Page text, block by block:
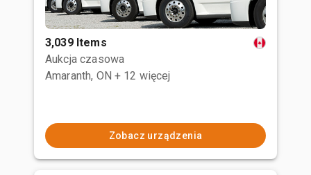
3,039 Items
Aukcja czasowa
Amaranth, ON + 12 więcej
Zobacz urządzenia